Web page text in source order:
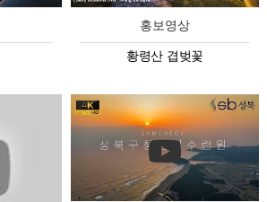
홍보영상
황령산 겹벚꽃